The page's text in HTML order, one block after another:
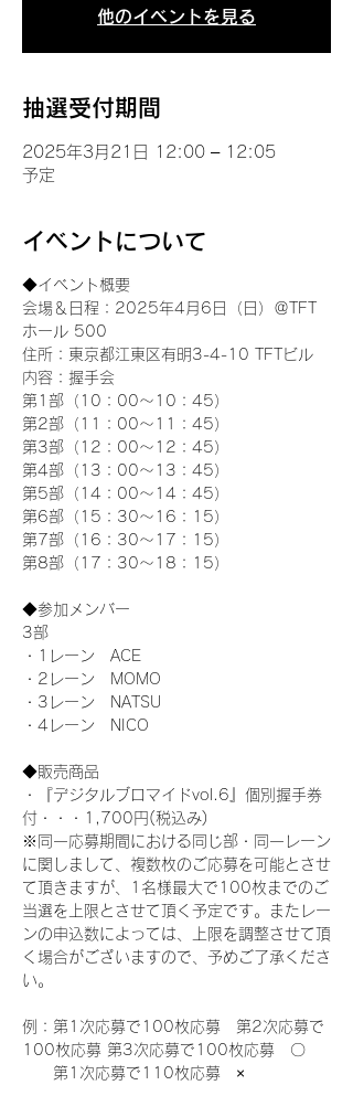
他のイベントを見る
抽選受付期間
2025年3月21日 12:00 – 12:05
予定
イベントについて
◆イベント概要
会場＆日程：2025年4月6日（日）＠TFT
ホール 500
住所：東京都江東区有明3-4-10 TFTビル
内容：握手会
第1部（10：00～10：45）
第2部（11：00～11：45）
第3部（12：00～12：45）
第4部（13：00～13：45）
第5部（14：00～14：45）
第6部（15：30～16：15）
第7部（16：30～17：15）
第8部（17：30～18：15）
◆参加メンバー
3部
・1レーン　ACE
・2レーン　MOMO
・3レーン　NATSU
・4レーン　NICO
◆販売商品
・『デジタルブロマイドvol.6』個別握手券
付・・・1,700円(税込み)
※同一応募期間における同じ部・同一レーン
に関しまして、複数枚のご応募を可能とさせ
て頂きますが、1名様最大で100枚までのご
当選を上限とさせて頂く予定です。またレー
ンの申込数によっては、上限を調整させて頂
く場合がございますので、予めご了承くださ
い。
例：第1次応募で100枚応募　第2次応募で
100枚応募 第3次応募で100枚応募　〇
第1次応募で110枚応募　×